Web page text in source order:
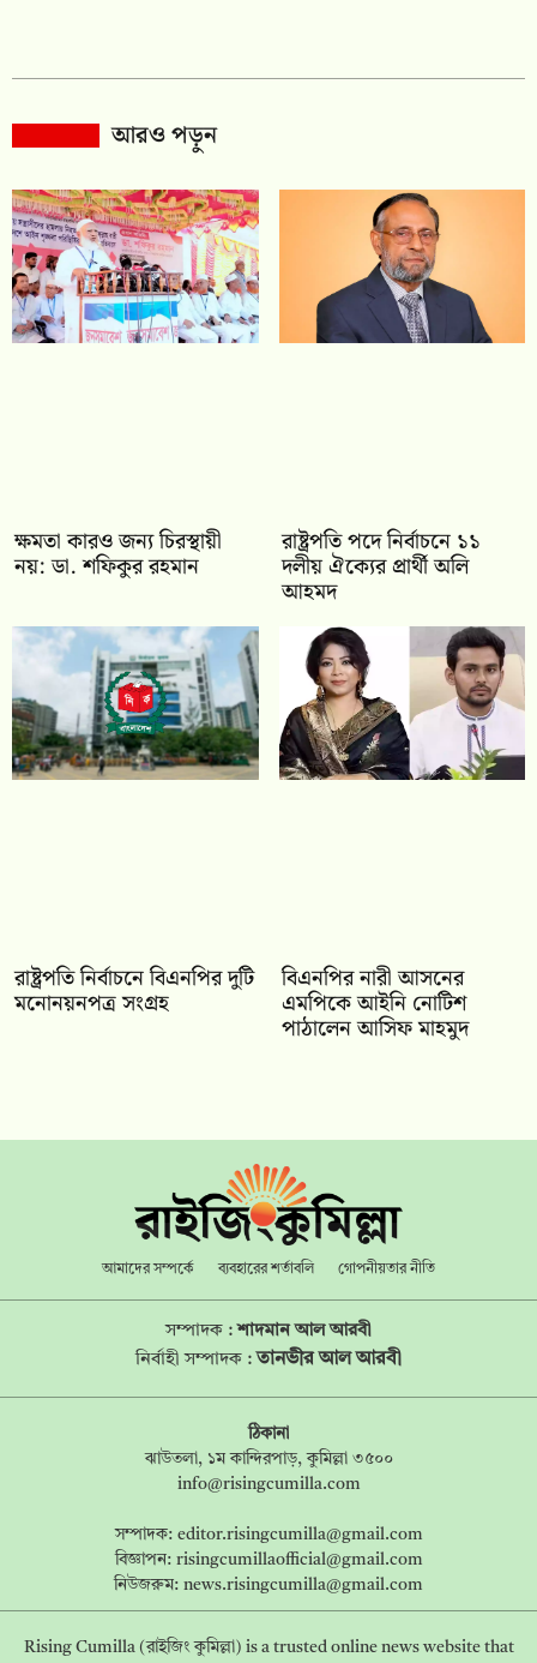
আরও পড়ুন
ক্ষমতা কারও জন্য চিরস্থায়ী
নয়: ডা. শফিকুর রহমান
রাষ্ট্রপতি পদে নির্বাচনে ১১
দলীয় ঐক্যের প্রার্থী অলি
আহমদ
রাষ্ট্রপতি নির্বাচনে বিএনপির দুটি
মনোনয়নপত্র সংগ্রহ
বিএনপির নারী আসনের
এমপিকে আইনি নোটিশ
পাঠালেন আসিফ মাহমুদ
আমাদের সম্পর্কে ব্যবহারের শর্তাবলি গোপনীয়তার নীতি
সম্পাদক :শাদমান আল আরবী
নির্বাহী সম্পাদক :তানভীর আল আরবী
ঠিকানা
ঝাউতলা, ১ম কান্দিরপাড়, কুমিল্লা ৩৫০০
info@risingcumilla.com
সম্পাদক: editor.risingcumilla@gmail.com
বিজ্ঞাপন: risingcumillaofficial@gmail.com
নিউজরুম: news.risingcumilla@gmail.com
Rising Cumilla (রাইজিং কুমিল্লা) is a trusted online news website that